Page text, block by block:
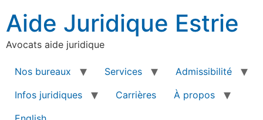
Aide Juridique Estrie
Avocats aide juridique
Nos bureaux Services
Admissibilité
Infos juridiques
Carrières
À propos